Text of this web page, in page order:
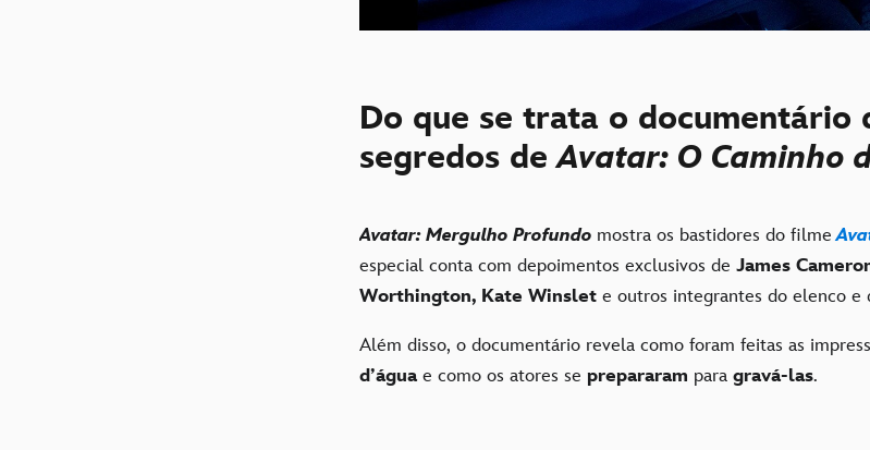
Do que se trata o documentário
segredos deAvatar: O Caminho
Avatar: Mergulho Profundo mostra os bastidores do filme
especial conta com depoimentos exclusivos de James
Worthington, Kate Winslet e outros integrantes do elenco e
Além disso, o documentário revela como foram feitas as
d’água e como os atores se prepararam para gravá-las.